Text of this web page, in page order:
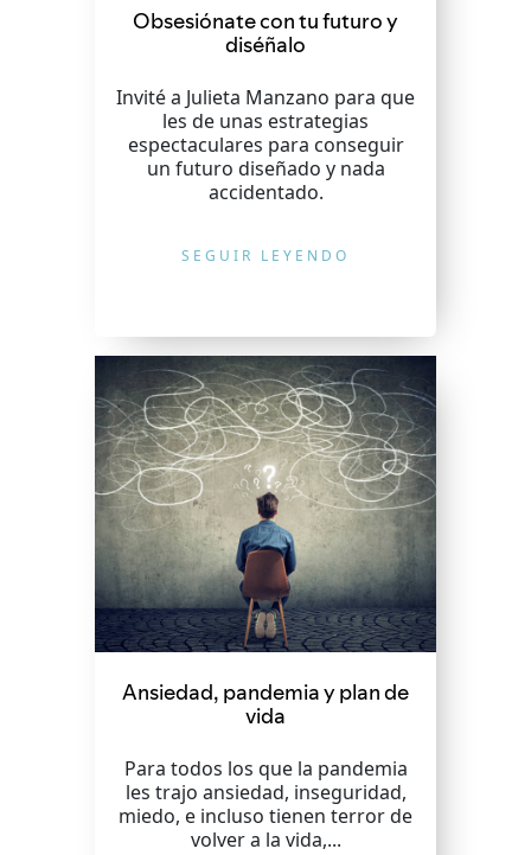
Obsesiónate con tu futuro y
diséñalo
Invité a Julieta Manzano para que
les de unas estrategias
espectaculares para conseguir
un futuro diseñado y nada
accidentado.
SEGUIR LEYENDO
Ansiedad, pandemia y plan de
vida
Para todos los que la pandemia
les trajo ansiedad, inseguridad,
miedo, e incluso tienen terror de
volver a la vida,...